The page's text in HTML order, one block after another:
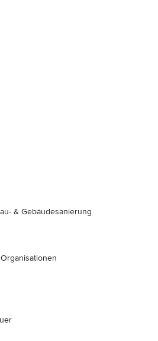
& Gebäudesanierung